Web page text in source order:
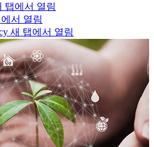
탭에서 열림
서 열림
새 탭에서 열림